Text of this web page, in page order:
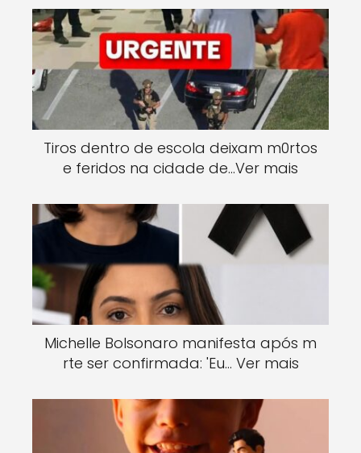
Tiros dentro de escola deixam m0rtos
e feridos na cidade de…Ver mais
Michelle Bolsonaro manifesta após m
rte ser confirmada: 'Eu… Ver mais